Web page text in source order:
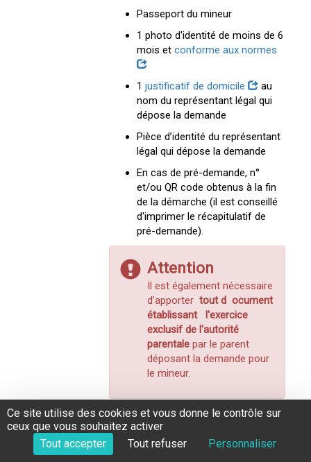
Passeport du mineur
1 photo d'identité de moins de 6
mois etconforme aux normes
1justificatif de domicile
au
nom du représentant légal qui
dépose la demande
Pièce d’identité du représentant
légal qui dépose la demande
En cas de pré-demande, n°
et/ou QR code obtenus à la fin
de la démarche (il est conseillé
d'imprimer le récapitulatif de
pré-demande).
Attention
Il est également nécessaire
d’apportertout d ocument
établissant
l'exercice
exclusif de l'autorité
parentale par le parent
déposant la demande pour
le mineur.
Le mineur n’a qu’un seul parent
Il faut présenter les documents suivants :
Ce site utilise des cookies et vous donne le contrôle sur
ceux que vous souhaitez activer
Tout accepter
Tout refuser Personnaliser